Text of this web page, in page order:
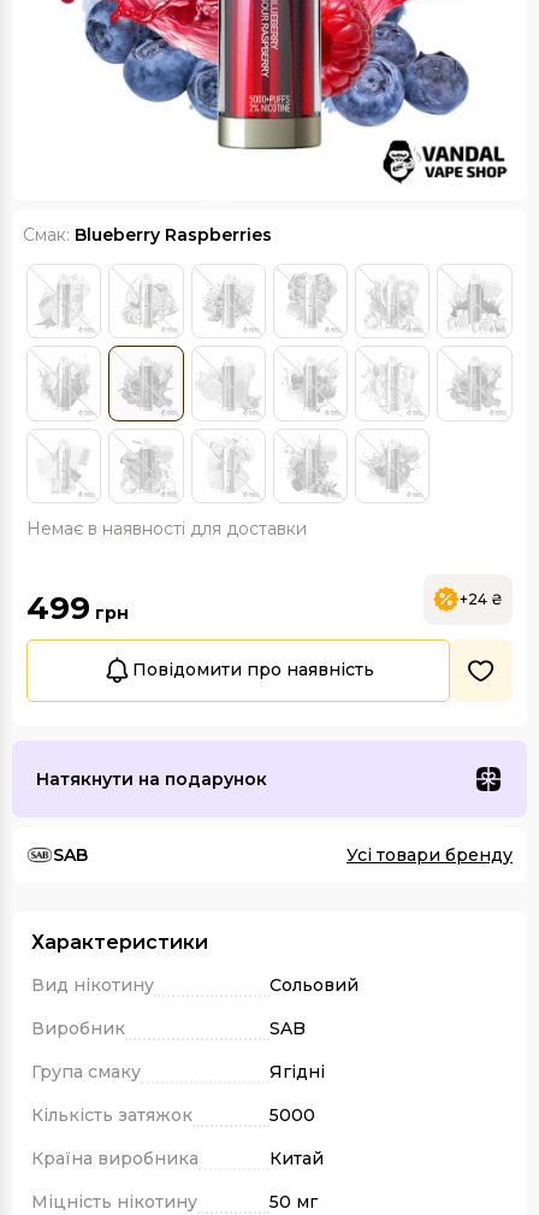
Смак: Blueberry Raspberries
Немає в наявності для доставки
499 грн
+24 ₴
Повідомити про наявність
Натякнути на подарунок
SAB Усі товари бренду
Характеристики
Вид нікотину
Сольовий
Виробник
SAB
Група смаку
Ягідні
Кількість затяжок
5000
Країна виробника
Китай
Міцність нікотину
50 мг